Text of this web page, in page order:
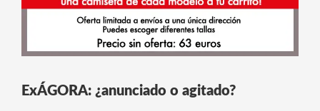
ExÁGORA: ¿anunciado o agitado?